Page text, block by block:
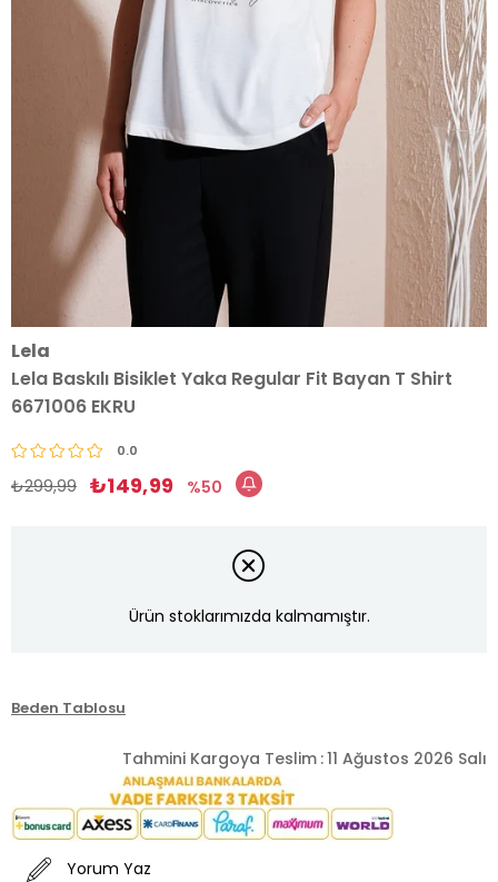
Lela
Lela Baskılı Bisiklet Yaka Regular Fit Bayan T Shirt
6671006 EKRU
0.0
₺299,99 ₺149,99 50
Ürün stoklarımızda kalmamıştır.
Beden Tablosu
Tahmini Kargoya Teslim :11 Ağustos 2026 Salı
Yorum Yaz